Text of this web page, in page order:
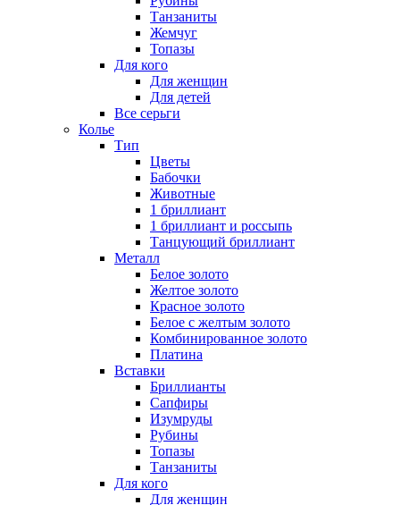
Танзаниты
Жемчуг
Топазы
Для кого
Для женщин
Для детей
Все серьги
Колье
Тип
Цветы
Бабочки
Животные
1 бриллиант
1 бриллиант и россыпь
Танцующий бриллиант
Металл
Белое золото
Желтое золото
Красное золото
Белое с желтым золото
Комбинированное золото
Платина
Вставки
Бриллианты
Сапфиры
Изумруды
Рубины
Топазы
Танзаниты
Для кого
Для женщин